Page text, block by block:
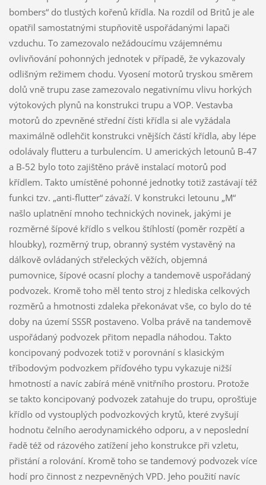
bombers“ do tlustých kořenů křídla. Na rozdíl od Britů je ale
opatřil samostatnými stupňovitě uspořádanými lapači
vzduchu. To zamezovalo nežádoucímu vzájemnému
ovlivňování pohonných jednotek v případě, že vykazovaly
odlišným režimem chodu. Vyosení motorů tryskou směrem
dolů vně trupu zase zamezovalo negativnímu vlivu horkých
výtokových plynů na konstrukci trupu a VOP. Vestavba
motorů do zpevněné střední čísti křídla si ale vyžádala
maximálně odlehčit konstrukci vnějších částí křídla, aby lépe
odolávaly flutteru a turbulencím. U amerických letounů B-47
a B-52 bylo toto zajištěno právě instalací motorů pod
křídlem. Takto umístěné pohonné jednotky totiž zastávají též
funkci tzv. „anti-flutter“ závaží. V konstrukci letounu „M“
našlo uplatnění mnoho technických novinek, jakými je
rozměrné šípové křídlo s velkou štíhlostí (poměr rozpětí a
hloubky), rozměrný trup, obranný systém vystavěný na
dálkově ovládaných střeleckých věžích, objemná
pumovnice, šípové ocasní plochy a tandemově uspořádaný
podvozek. Kromě toho měl tento stroj z hlediska celkových
rozměrů a hmotnosti zdaleka překonávat vše, co bylo do té
doby na území SSSR postaveno. Volba právě na tandemově
uspořádaný podvozek přitom nepadla náhodou. Takto
koncipovaný podvozek totiž v porovnání s klasickým
tříbodovým podvozkem příďového typu vykazuje nižší
hmotností a navíc zabírá méně vnitřního prostoru. Protože
se takto koncipovaný podvozek zatahuje do trupu, oprošťuje
křídlo od vystouplých podvozkových krytů, které zvyšují
hodnotu čelního aerodynamického odporu, a v neposlední
řadě též od rázového zatížení jeho konstrukce při vzletu,
přistání a rolování. Kromě toho se tandemový podvozek více
hodí pro činnost z nezpevněných VPD. Jeho použití navíc